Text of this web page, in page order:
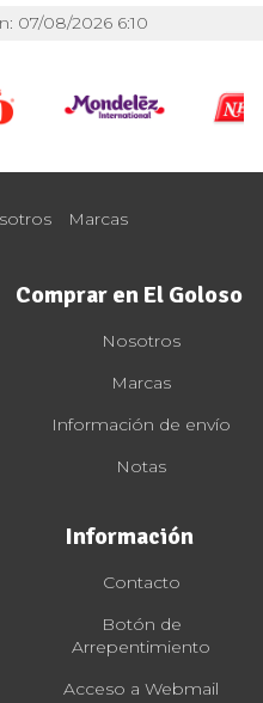
07/08/2026 6:10
Marcas
Comprar en El Goloso
Nosotros
Marcas
Información de envío
Notas
Información
Contacto
Botón de
Arrepentimiento
Acceso a Webmail